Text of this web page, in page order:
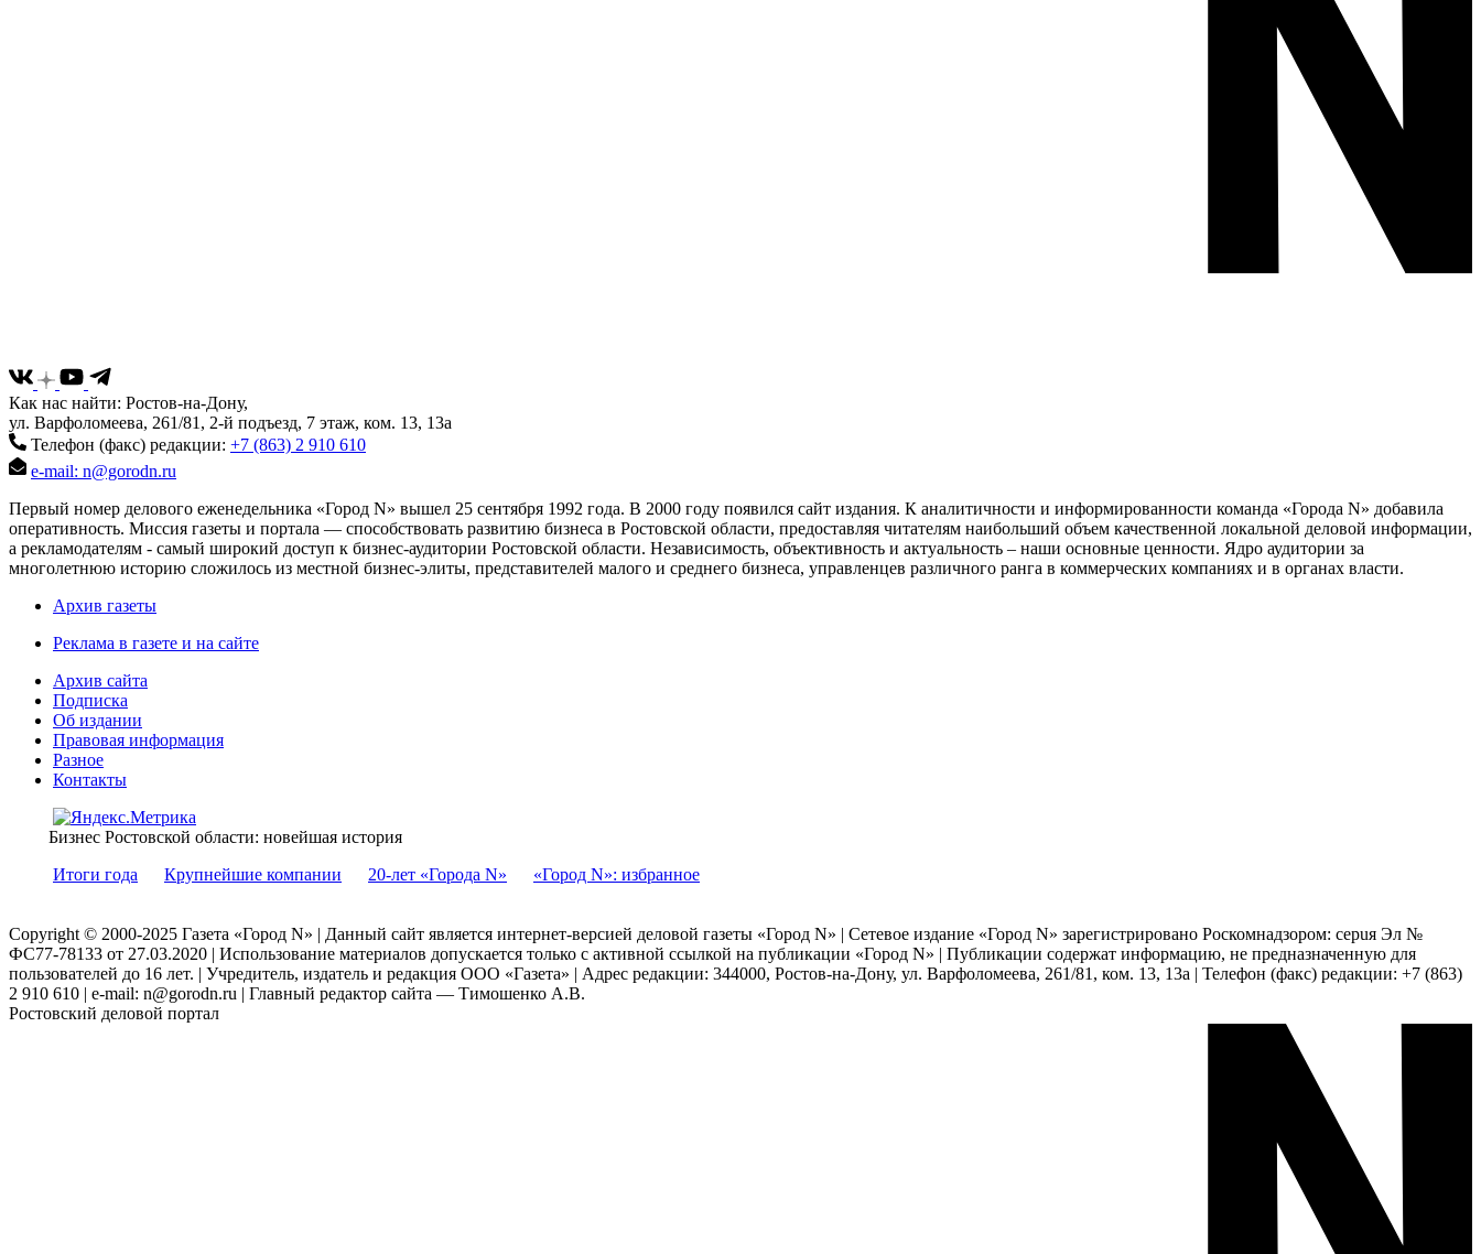
Как нас найти: Ростов-на-Дону,
ул. Варфоломеева, 261/81, 2-й подъезд, 7 этаж, ком. 13, 13а
Телефон (факс) редакции: +7 (863) 2 910 610
e-mail: n@gorodn.ru
Первый номер делового еженедельника «Город N» вышел 25 сентября 1992 года. В 2000 году появился сайт издания. К аналитичности и информированности команда «Города N» добавила
оперативность. Миссия газеты и портала — способствовать развитию бизнеса в Ростовской области, предоставляя читателям наибольший объем качественной локальной деловой информации,
а рекламодателям - самый широкий доступ к бизнес-аудитории Ростовской области. Независимость, объективность и актуальность – наши основные ценности. Ядро аудитории за
многолетнюю историю сложилось из местной бизнес-элиты, представителей малого и среднего бизнеса, управленцев различного ранга в коммерческих компаниях и в органах власти.
Архив газеты
Реклама в газете и на сайте
Архив сайта
Подписка
Об издании
Правовая информация
Разное
Контакты
Бизнес Ростовской области: новейшая история
Итоги года
Крупнейшие компании 20-лет «Города N» «Город N»: избранное
Copyright © 2000-2025 Газета «Город N» | Данный сайт является интернет-версией деловой газеты «Город N» | Сетевое издание «Город N» зарегистрировано Роскомнадзором: серuя Эл №
ФС77-78133 от 27.03.2020 | Использование материалов допускается только с активной ссылкой на публикации «Город N» | Публикации содержат информацию, не предназначенную для
пользователей до 16 лет. | Учредитель, издатель и редакция ООО «Газета» | Адрес редакции: 344000, Ростов-на-Дону, ул. Варфоломеева, 261/81, ком. 13, 13а | Телефон (факс) редакции: +7 (863)
2 910 610 | e-mail: n@gorodn.ru | Главный редактор сайта — Тимошенко А.В.
Ростовский деловой портал